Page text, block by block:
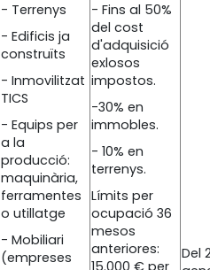
- Terrenys
- Edificis ja
construïts
- Inmovilitzat
TICS
- Equips per
a la
producció:
maquinària,
ferramentes
o utillatge
- Mobiliari
(empreses
- Fins al 50%
del cost
d'adquisició
exlosos
impostos.
-30% en
immobles.
- 10% en
terrenys.
Límits per
ocupació 36
mesos
anteriores:
15.000 € per
Del